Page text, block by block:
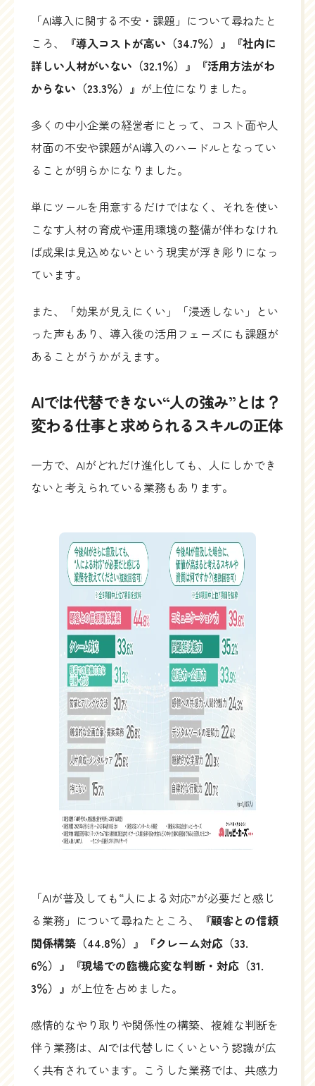
「AI導入に関する不安・課題」について尋ねたと
ころ、
『導入コストが高い（34.7％）』『社内に
詳しい人材がいない（32.1％）』『活用方法がわ
からない（23.3％）』 が上位になりました。
多くの中小企業の経営者にとって、コスト面や人
材面の不安や課題がAI導入のハードルとなってい
ることが明らかになりました。
単にツールを用意するだけではなく、それを使い
こなす人材の育成や運用環境の整備が伴わなけれ
ば成果は見込めないという現実が浮き彫りになっ
ています。
また、「効果が見えにくい」「浸透しない」とい
った声もあり、導入後の活用フェーズにも課題が
あることがうかがえます。
AIでは代替できない“人の強み”とは？
変わる仕事と求められるスキルの正体
一方で、AIがどれだけ進化しても、人にしかでき
ないと考えられている業務もあります。
「AIが普及しても“人による対応”が必要だと感じ
る業務」について尋ねたところ、
『顧客との信頼
関係構築（44.8％）』『クレーム対応（33.
6％）』『現場での臨機応変な判断・対応（31.
3％）』 が上位を占めました。
感情的なやり取りや関係性の構築、複雑な判断を
伴う業務は、AIでは代替しにくいという認識が広
く共有されています。こうした業務では、共感力